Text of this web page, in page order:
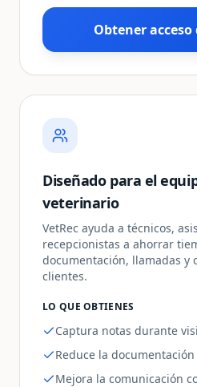
Obtener acceso
Diseñado para el
veterinario
VetRec ayuda a técnicos,
recepcionistas a ahorrar
documentación, llamadas y
clientes.
LO QUE OBTIENES
Captura notas durante
Reduce la
Mejora la comunicación